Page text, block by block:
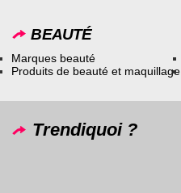
BEAUTÉ
Marques beauté
Produits de beauté et maquillage
Trendiquoi ?